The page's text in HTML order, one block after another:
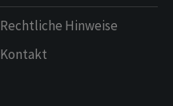
Rechtliche Hinweise
Kontakt